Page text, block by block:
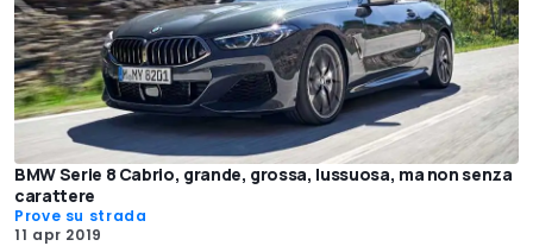
BMW Serie 8 Cabrio, grande, grossa, lussuosa, ma non senza
carattere
Prove su strada
11 apr 2019